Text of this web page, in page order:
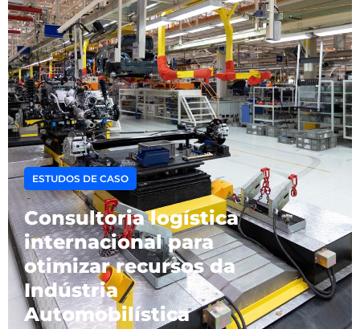
ESTUDOS DE CASO
Consultoria logística
internacional para
otimizar recursos da
Indústria
Automobilística